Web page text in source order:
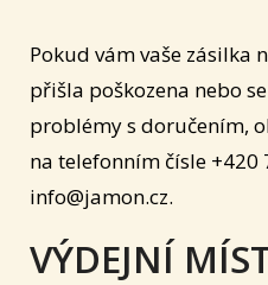
Pokud vám vaše zásilka
přišla poškozena nebo
problémy s doručením,
na telefonním čísle +420
info@jamon.cz.
VÝDEJNÍ